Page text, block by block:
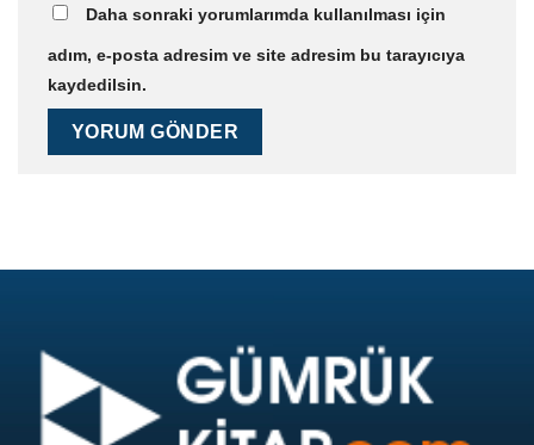
Daha sonraki yorumlarımda kullanılması için
adım, e-posta adresim ve site adresim bu tarayıcıya
kaydedilsin.